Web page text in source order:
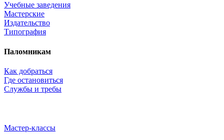
Учебные заведения
Мастерские
Издательство
Типография
Паломникам
Как добраться
Где остановиться
Службы и требы
Мастер-классы